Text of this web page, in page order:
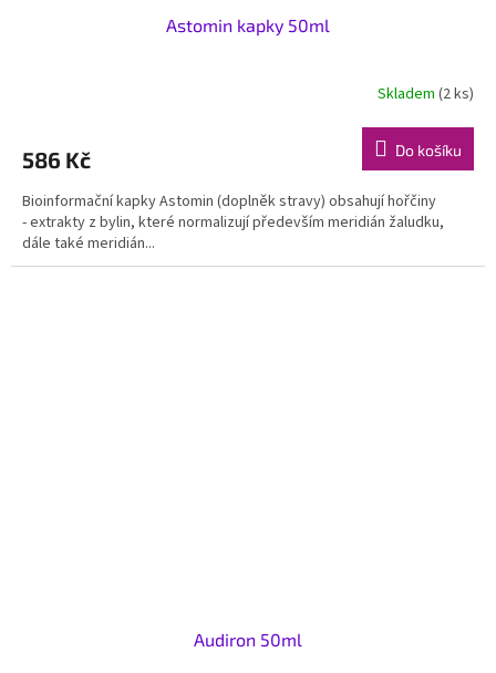
Astomin kapky 50ml
Skladem (2 ks)
586 Kč Do košíku
Bioinformační kapky Astomin (doplněk stravy) obsahují hořčiny
- extrakty z bylin, které normalizují především meridián žaludku,
dále také meridián...
Audiron 50ml